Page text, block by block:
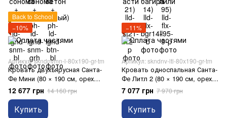
Back to School
−10%
Артикул: skndnvmn-l-80x190-gr-tm
Кровать двухъярусная Санта-
Фе Мини (80 × 190 см, орех
темный)
12 677 грн 14 160 грн
Купить
−11%
Артикул: skndnv-ltl-80x190-gr-tm
Кровать односпальная Санта-
Фе Литл 2 (80 × 190 см, орех
темный)
7 077 грн 7 970 грн
Купить